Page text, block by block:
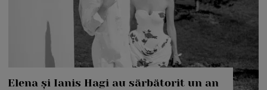
Elena și Ianis Hagi au sărbătorit un an